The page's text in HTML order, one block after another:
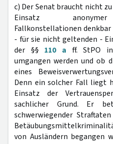
c) Der Senat braucht nicht
Einsatz
Fallkonstellationen denkbar
- für sie nicht geltenden -
der §§ 110 a ff. StPO in
umgangen werden und ob
eines
Denn ein solcher Fall liegt
Einsatz der
sachlicher Grund. Er
schwerwiegender
von Ausländern begangen